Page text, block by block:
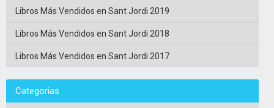
Libros Más Vendidos en Sant Jordi 2019
Libros Más Vendidos en Sant Jordi 2018
Libros Más Vendidos en Sant Jordi 2017
Categorias